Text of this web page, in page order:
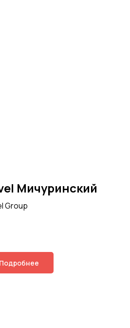
Мичуринский
Group
Подробнее